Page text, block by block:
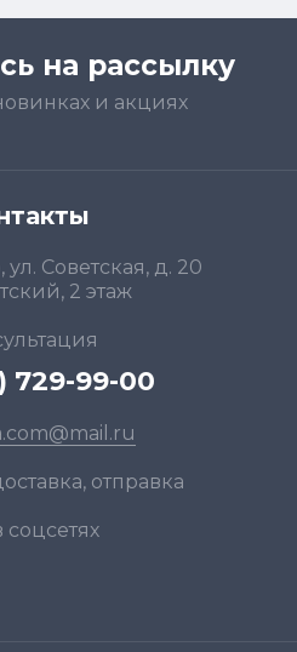
на рассылку
и акциях
Советская, д. 20
2 этаж
729-99-00
отправка